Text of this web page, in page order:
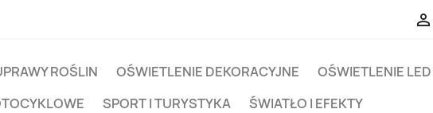

ROŚLIN OŚWIETLENIE DEKORACYJNE
OŚWIETLENIE LED
SPORT I TURYSTYKA
ŚWIATŁO I EFEKTY